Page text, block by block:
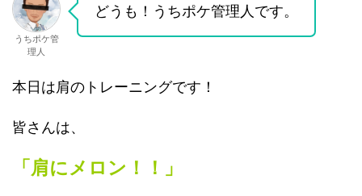
うちポケ管
理人
どうも！うちポケ管理人です。
本日は肩のトレーニングです！
皆さんは、
「肩にメロン！！」